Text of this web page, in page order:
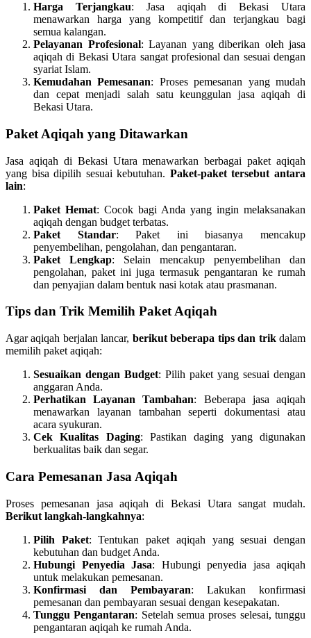
Harga Terjangkau: Jasa aqiqah di Bekasi Utara
menawarkan harga yang kompetitif dan terjangkau bagi
semua kalangan.
Pelayanan Profesional: Layanan yang diberikan oleh jasa
aqiqah di Bekasi Utara sangat profesional dan sesuai dengan
syariat Islam.
Kemudahan Pemesanan: Proses pemesanan yang mudah
dan cepat menjadi salah satu keunggulan jasa aqiqah di
Bekasi Utara.
Paket Aqiqah yang Ditawarkan
Jasa aqiqah di Bekasi Utara menawarkan berbagai paket aqiqah
yang bisa dipilih sesuai kebutuhan. Paket-paket tersebut antara
lain:
Paket Hemat: Cocok bagi Anda yang ingin melaksanakan
aqiqah dengan budget terbatas.
Paket Standar: Paket ini biasanya mencakup
penyembelihan, pengolahan, dan pengantaran.
Paket Lengkap: Selain mencakup penyembelihan dan
pengolahan, paket ini juga termasuk pengantaran ke rumah
dan penyajian dalam bentuk nasi kotak atau prasmanan.
Tips dan Trik Memilih Paket Aqiqah
Agar aqiqah berjalan lancar, berikut beberapa tips dan trikdalam
memilih paket aqiqah:
Sesuaikan dengan Budget: Pilih paket yang sesuai dengan
anggaran Anda.
Perhatikan Layanan Tambahan: Beberapa jasa aqiqah
menawarkan layanan tambahan seperti dokumentasi atau
acara syukuran.
Cek Kualitas Daging: Pastikan daging yang digunakan
berkualitas baik dan segar.
Cara Pemesanan Jasa Aqiqah
Proses pemesanan jasa aqiqah di Bekasi Utara sangat mudah.
Berikut langkah-langkahnya:
Pilih Paket: Tentukan paket aqiqah yang sesuai dengan
kebutuhan dan budget Anda.
Hubungi Penyedia Jasa: Hubungi penyedia jasa aqiqah
untuk melakukan pemesanan.
Konfirmasi dan Pembayaran: Lakukan konfirmasi
pemesanan dan pembayaran sesuai dengan kesepakatan.
Tunggu Pengantaran: Setelah semua proses selesai, tunggu
pengantaran aqiqah ke rumah Anda.